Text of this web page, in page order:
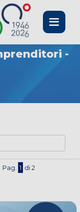
Toggle
-
Pag. 1 di 2